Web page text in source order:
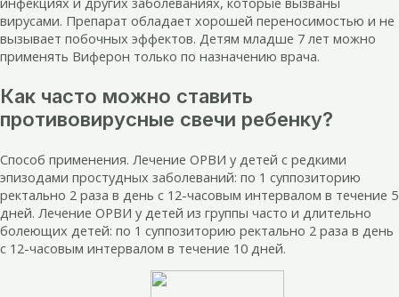
вирусами. Препарат обладает хорошей переносимостью и не
вызывает побочных эффектов. Детям младше 7 лет можно
применять Виферон только по назначению врача.
Как часто можно ставить
противовирусные свечи ребенку?
Способ применения. Лечение ОРВИ у детей с редкими
эпизодами простудных заболеваний: по 1 суппозиторию
ректально 2 раза в день с 12-часовым интервалом в течение 5
дней. Лечение ОРВИ у детей из группы часто и длительно
болеющих детей: по 1 суппозиторию ректально 2 раза в день
с 12-часовым интервалом в течение 10 дней.